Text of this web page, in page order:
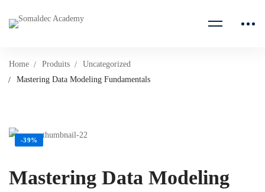
Home Produits
Uncategorized
Mastering Data Modeling Fundamentals
-39%
Mastering Data Modeling